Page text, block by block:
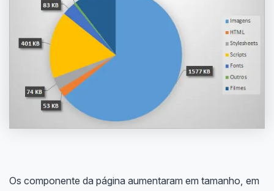
Os componente da página aumentaram em tamanho, em